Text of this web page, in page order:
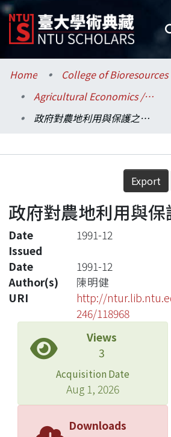
Communities & Collections
Research Outputs
Statistics
Home
Agricultural Economics / 農業經濟學系
政府對農地利用與保護之干預
Details
Export
政府對農地利用與
Date
Issued
1991-12
Date
1991-12
Author(s)
陳明健
URI
http://
246/118968
Views
3
Acquisition Date
Aug 1, 2026
Downloads